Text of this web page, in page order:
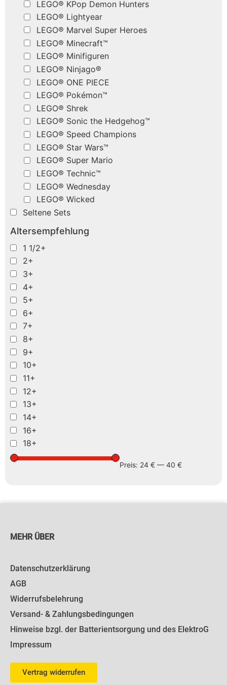
LEGO® KPop Demon Hunters
LEGO® Lightyear
LEGO® Marvel Super Heroes
LEGO® Minecraft™
LEGO® Minifiguren
LEGO® Ninjago®
LEGO® ONE PIECE
LEGO® Pokémon™
LEGO® Shrek
LEGO® Sonic the Hedgehog™
LEGO® Speed Champions
LEGO® Star Wars™
LEGO® Super Mario
LEGO® Technic™
LEGO® Wednesday
LEGO® Wicked
Seltene Sets
Altersempfehlung
1 1/2+
2+
3+
4+
5+
6+
7+
8+
9+
10+
11+
12+
13+
14+
16+
18+
Preis: 24 € — 40 €
MEHR ÜBER
Datenschutzerklärung
AGB
Widerrufsbelehrung
Versand- & Zahlungsbedingungen
Hinweise bzgl. der Batterientsorgung und des ElektroG
Impressum
Vertrag widerrufen